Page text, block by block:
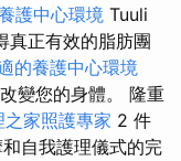
護中心環境 Tuuli
真正有效的脂肪團
的養護中心環境
變您的身體。 隆重
之家照護專家 2 件
自我護理儀式的完